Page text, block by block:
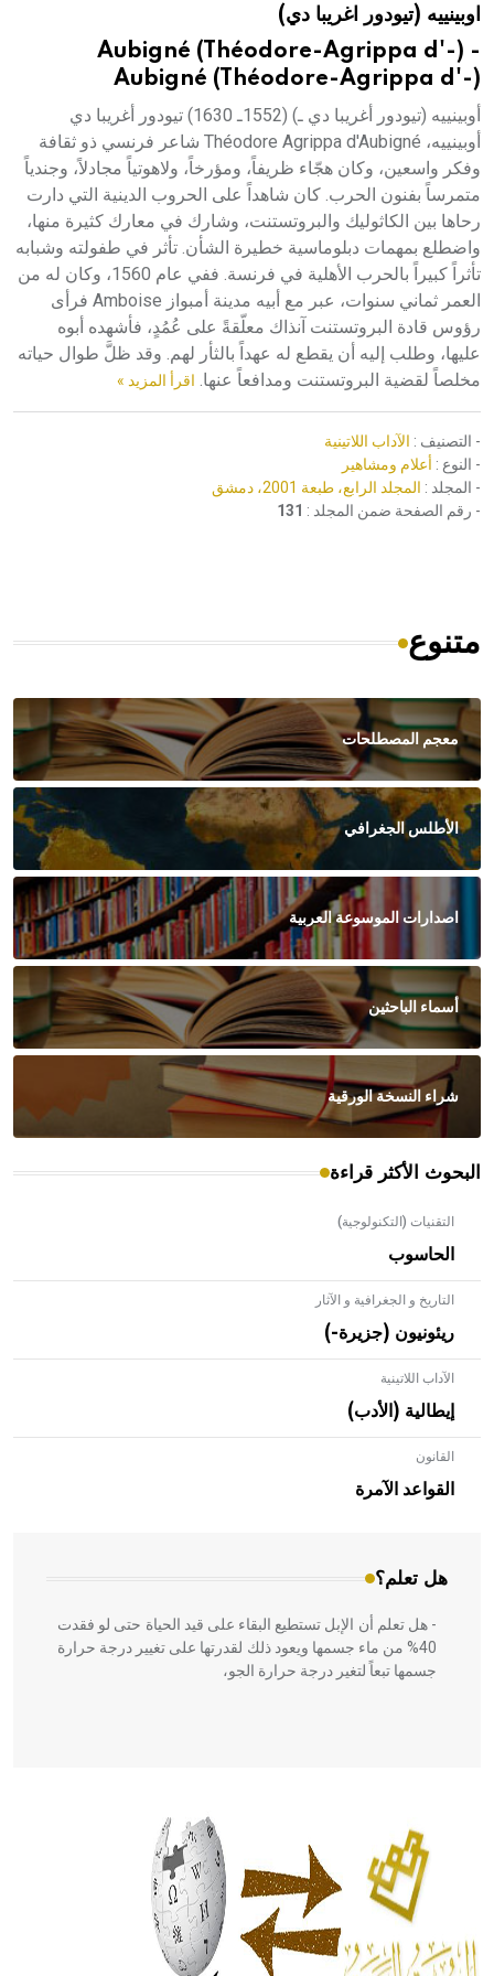
هيئة الموسوعة العربية تطلق موسوعات جديدة في عام 2026
اوبينييه (تيودور اغريبا دي)
Aubigné (Théodore-Agrippa d'-) -
Aubigné (Théodore-Agrippa d'-)
أوبينييه (تيودور أغريبا دي ـ) (1552ـ 1630) تيودور أغريبا دي
أوبينييه، Théodore Agrippa d'Aubigné شاعر فرنسي ذو ثقافة
وفكر واسعين، وكان هجّاء ظريفاً، ومؤرخاً، ولاهوتياً مجادلاً، وجندياً
متمرساً بفنون الحرب. كان شاهداً على الحروب الدينية التي دارت
رحاها بين الكاثوليك والبروتستنت، وشارك في معارك كثيرة منها،
واضطلع بمهمات دبلوماسية خطيرة الشأن. تأثر في طفولته وشبابه
تأثراً كبيراً بالحرب الأهلية في فرنسة. ففي عام 1560، وكان له من
العمر ثماني سنوات، عبر مع أبيه مدينة أمبواز Amboise فرأى
رؤوس قادة البروتستنت آنذاك معلّقةً على عُمُدٍ، فأشهده أبوه
عليها، وطلب إليه أن يقطع له عهداً بالثأر لهم. وقد ظلَّ طوال حياته
مخلصاً لقضية البروتستنت ومدافعاً عنها. اقرأ المزيد »
- التصنيف : الآداب اللاتينية
- النوع : أعلام ومشاهير
- المجلد : المجلد الرابع، طبعة 2001، دمشق
- رقم الصفحة ضمن المجلد : 131
متنوع
معجم المصطلحات
الأطلس الجغرافي
اصدارات الموسوعة العربية
أسماء الباحثين
شراء النسخة الورقية
البحوث الأكثر قراءة
التقنيات (التكنولوجية)
الحاسوب
التاريخ و الجغرافية و الآثار
ريئونيون (جزيرة-)
الآداب اللاتينية
إيطالية (الأدب)
القانون
القواعد الآمرة
هل تعلم؟
- هل تعلم أن الأبلق نوع من الفنون الهندسية التي ارتبطت
بالعمارة الإسلامية في بلاد الشام ومصر خاصة، حيث يحرص
المعمار على بناء مداميكه وخاصة في الواجهات
- هل تعلم أن الإبل تستطيع البقاء على قيد الحياة حتى لو فقدت
40% من ماء جسمها ويعود ذلك لقدرتها على تغيير درجة حرارة
جسمها تبعاً لتغير درجة حرارة الجو،
الحكم، الأدلة، تنظيم التغذية، ورسالته في جروح الرأس. ويعود
له الفضل بأنه حرر الطب من الدين والفلسفة.
- هل تعلم أن المرجان إفراز حيواني يتكون في البحر ويتركب